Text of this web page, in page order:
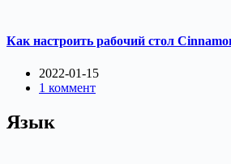
Как настроить рабочий стол
2022-01-15
1 коммент
Язык